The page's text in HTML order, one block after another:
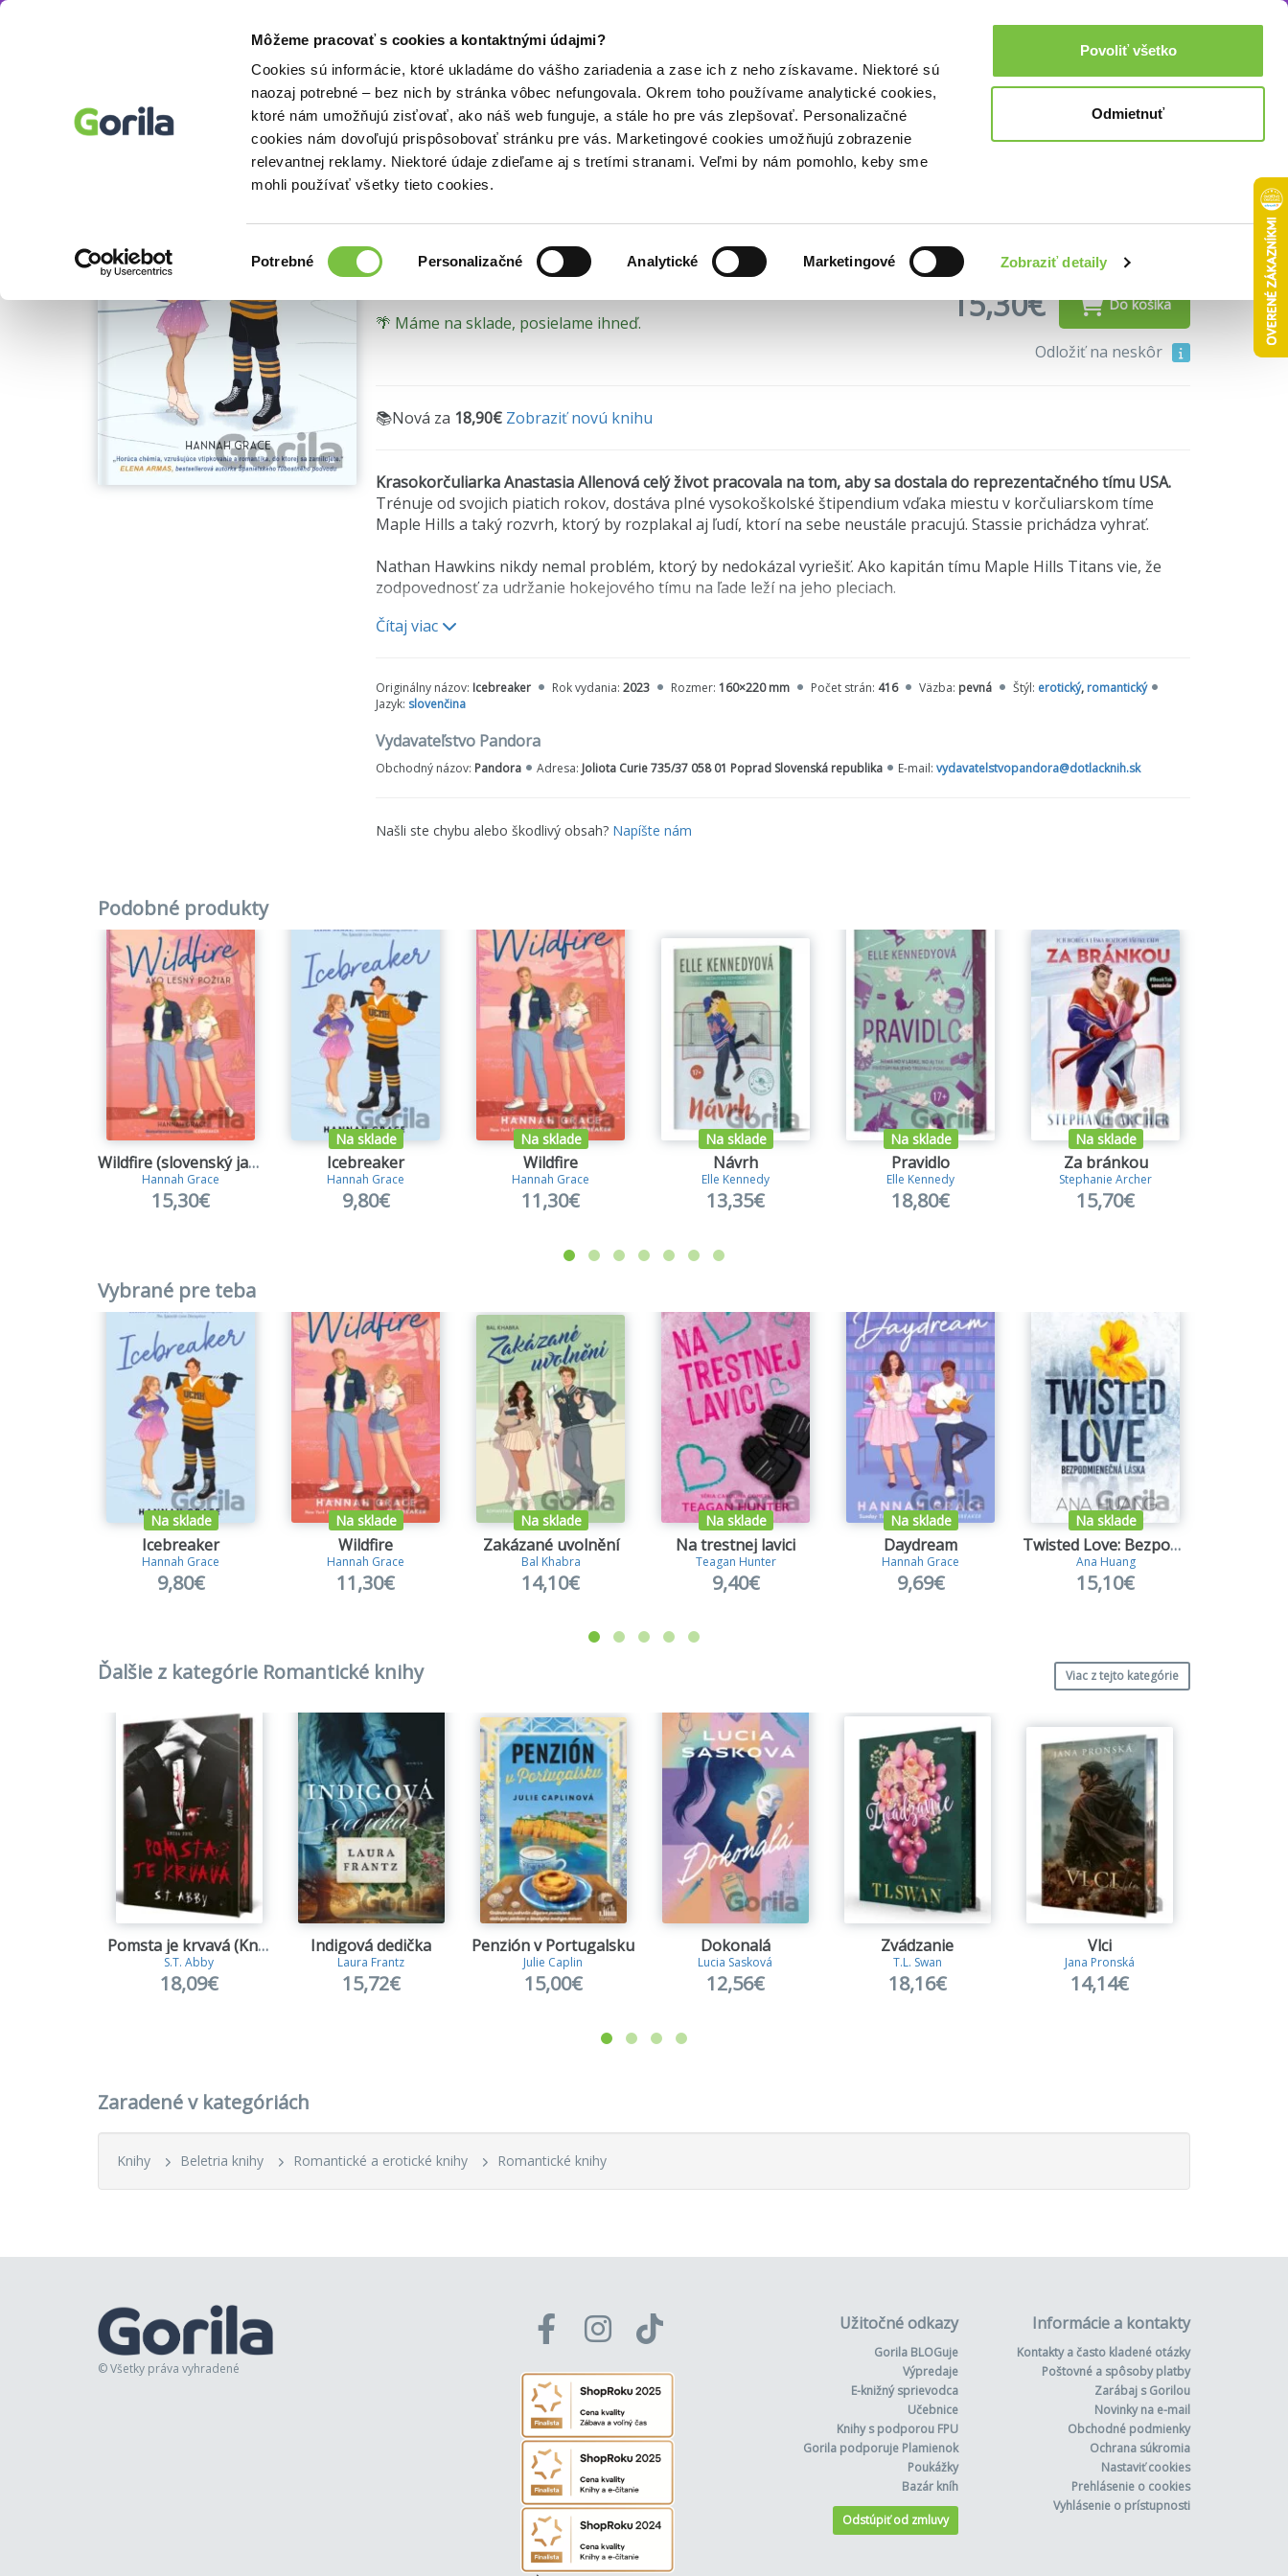
Môžeme pracovať s cookies a kontaktnými údajmi?
Cookies sú informácie, ktoré ukladáme do vášho zariadenia a zase ich z neho získavame. Niektoré sú
naozaj potrebné – bez nich by stránka vôbec nefungovala. Okrem toho používame analytické cookies,
ktoré nám umožňujú zisťovať, ako náš web funguje, a stále ho pre vás zlepšovať. Personalizačné
cookies nám dovoľujú prispôsobovať stránku pre vás. Marketingové cookies umožňujú zobrazenie
relevantnej reklamy. Niektoré údaje zdieľame aj s tretími stranami. Veľmi by nám pomohlo, keby sme
mohli používať všetky tieto cookies.
súhlasu
Potrebné Personalizačné Analytické Marketingové Zobraziť detaily
Povoliť všetko
Odmietnuť
Doplnky Prihlásenie 0,00€
Beletria knihy Romantické a erotické knihy Romantické knihy Akcie a zľavy
Icebreaker - prečítaná (bazár kníh)
výborný stav = prečítaná kniha bez poškodenia
🌴 Máme na sklade, posielame ihneď. 15,30€ Do košíka
Odložiť na neskôr
📚Nová za 18,90€ Zobraziť novú knihu
Krasokorčuliarka Anastasia Allenová celý život pracovala na tom, aby sa dostala do reprezentačného tímu USA.
Trénuje od svojich piatich rokov, dostáva plné vysokoškolské štipendium vďaka miestu v korčuliarskom tíme
Maple Hills a taký rozvrh, ktorý by rozplakal aj ľudí, ktorí na sebe neustále pracujú. Stassie prichádza vyhrať.
Nathan Hawkins nikdy nemal problém, ktorý by nedokázal vyriešiť. Ako kapitán tímu Maple Hills Titans vie, že
zodpovednosť za udržanie hokejového tímu na ľade leží na jeho pleciach.
Keď jedno nedorozumenie spôsobí, že sa dva tímy musia podeliť o ľadovú plochu a Anastasiin partner sa
Obaja zisťujú, že sú k sebe pripútaní, ale keďže Anastasia nemá hokejistov rada, tak na tom nezáleží... však?
Čítaj viac
Originálny názov: Icebreaker Rok vydania: 2023 Rozmer: 160×220 mm Počet strán: 416 Väzba: pevná Štýl: erotický, romantický
Jazyk: slovenčina
Vydavateľstvo Pandora
Obchodný názov: Pandora Adresa: Joliota Curie 735/37 058 01 Poprad Slovenská republika E-mail: vydavatelstvopandora@dotlacknih.sk
Našli ste chybu alebo škodlivý obsah? Napíšte nám
Podobné produkty
Wildfire (slovenský jazyk)
Hannah Grace
15,30€
Na sklade
Icebreaker
Hannah Grace
9,80€
Na sklade
Wildfire
Hannah Grace
11,30€
Na sklade
Návrh
Elle Kennedy
13,35€
Na sklade
Pravidlo
Elle Kennedy
18,80€
Na sklade
Za bránkou
Stephanie Archer
15,70€
Vybrané pre teba
Na sklade
Icebreaker
Hannah Grace
9,80€
Na sklade
Wildfire
Hannah Grace
11,30€
Na sklade
Zakázané uvolnění
Bal Khabra
14,10€
Na sklade
Na trestnej lavici
Teagan Hunter
9,40€
Na sklade
Daydream
Hannah Grace
9,69€
Na sklade
Twisted Love: Bezpodmienečná láska
Ana Huang
15,10€
Ďalšie z kategórie Romantické knihy Viac z tejto kategórie
Pomsta je krvavá (Kniha prvá)
S.T. Abby
18,09€
Indigová dedička
Laura Frantz
15,72€
Penzión v Portugalsku
Julie Caplin
15,00€
Dokonalá
Lucia Sasková
12,56€
Zvádzanie
T.L. Swan
18,16€
Vlci
Jana Pronská
14,14€
Zaradené v kategóriách
Knihy Beletria knihy Romantické a erotické knihy Romantické knihy
© Všetky práva vyhradené
Užitočné odkazy
Gorila BLOGuje
Výpredaje
E-knižný sprievodca
Učebnice
Knihy s podporou FPU
Gorila podporuje Plamienok
Poukážky
Bazár kníh
Odstúpiť od zmluvy
Informácie a kontakty
Kontakty a často kladené otázky
Poštovné a spôsoby platby
Zarábaj s Gorilou
Novinky na e-mail
Obchodné podmienky
Ochrana súkromia
Nastaviť cookies
Prehlásenie o cookies
Vyhlásenie o prístupnosti